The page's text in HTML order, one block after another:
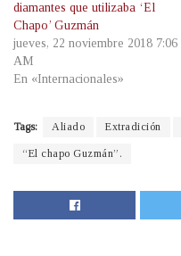
diamantes que utilizaba ‘El
Chapo’ Guzmán
jueves, 22 noviembre 2018 7:06
AM
En «Internacionales»
Tags: Aliado Extradición
“El chapo Guzmán”.